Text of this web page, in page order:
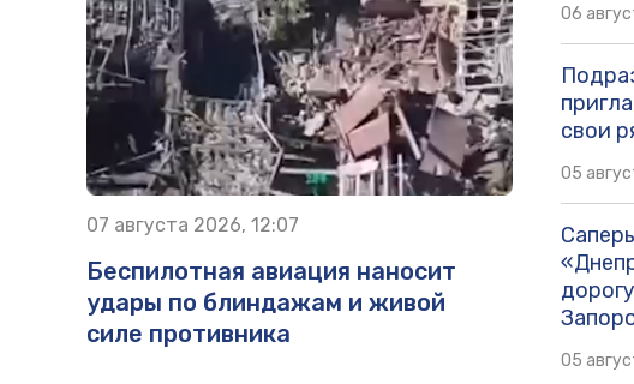
07 августа 2026, 12:07
Беспилотная авиация наносит
удары по блиндажам и живой
силе противника
06
свои
05
05